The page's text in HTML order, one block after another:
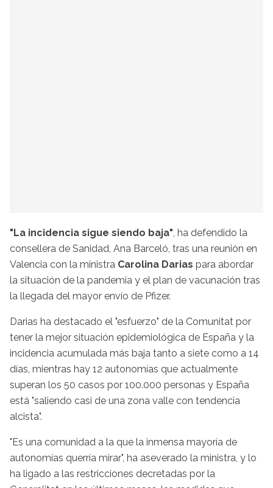
"La incidencia sigue siendo baja", ha defendido la
consellera de Sanidad, Ana Barceló, tras una reunión en
Valencia con la ministra Carolina Darias para abordar
la situación de la pandemia y el plan de vacunación tras
la llegada del mayor envío de Pfizer.
Darias ha destacado el "esfuerzo" de la Comunitat por
tener la mejor situación epidemiológica de España y la
incidencia acumulada más baja tanto a siete como a 14
días, mientras hay 12 autonomías que actualmente
superan los 50 casos por 100.000 personas y España
está "saliendo casi de una zona valle con tendencia
alcista".
"Es una comunidad a la que la inmensa mayoría de
autonomías querría mirar", ha aseverado la ministra, y lo
ha ligado a las restricciones decretadas por la